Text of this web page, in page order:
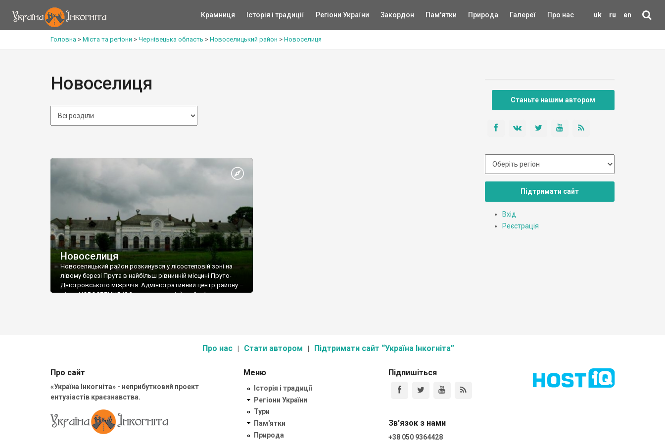
uk ru en
Крамниця Історія і традиції Регіони України Закордон Пам'ятки Природа Галереї Про нас
Головна > Міста та регіони > Чернівецька область > Новоселицький район > Новоселиця
Новоселиця
Новоселиця
Новоселицький район розкинувся у лісостеповій зоні на
лівому березі Прута в найбільш рівнинній місцині Пруто-
Дністровського міжріччя. Адміністративний центр району –
місто НОВОСЕЛИЦЯ (8,3 тис. мешканців), зобов’язане
Станьте нашим автором
Підтримати сайт
Вхід
Реєстрація
Про нас Стати автором Підтримати сайт “Україна Інкогніта”
Про сайт
«Україна Інкогніта» - неприбутковий проект
ентузіастів краєзнавства.
Меню
Історія і традиції
Регіони України
Тури
Пам'ятки
Природа
Підпишіться
Зв'язок з нами
+38 050 9364428